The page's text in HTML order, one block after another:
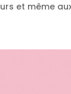
et même